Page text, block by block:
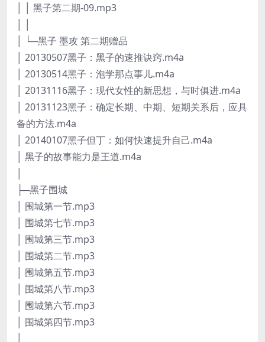
│ │ 黑子第二期-09.mp3
│ └─黑子 墨攻 第二期赠品
│ 20130507黑子：黑子的速推诀窍.m4a
│ 20130514黑子：泡学那点事儿.m4a
│ 20131116黑子：现代女性的新思想，与时俱进.m4a
│ 20131123黑子：确定长期、中期、短期关系后，应具
备的方法.m4a
│ 20140107黑子但丁：如何快速提升自己.m4a
│ 黑子的故事能力是王道.m4a
├─黑子围城
│ 围城第一节.mp3
│ 围城第七节.mp3
│ 围城第三节.mp3
│ 围城第二节.mp3
│ 围城第五节.mp3
│ 围城第八节.mp3
│ 围城第六节.mp3
│ 围城第四节.mp3